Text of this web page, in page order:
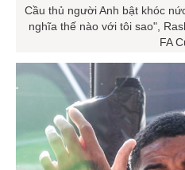
Cầu thủ người Anh bật khóc
nghĩa thế nào với tôi sao",
FA